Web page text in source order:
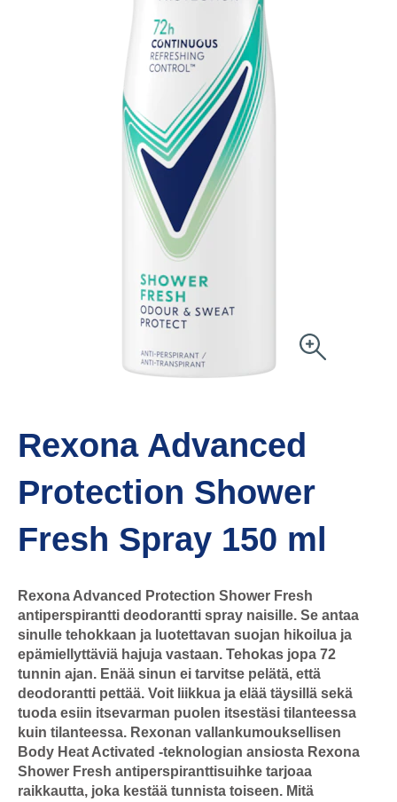
Rexona Advanced
Protection Shower
Fresh Spray 150 ml
Rexona Advanced Protection Shower Fresh
antiperspirantti deodorantti spray naisille. Se antaa
sinulle tehokkaan ja luotettavan suojan hikoilua ja
epämiellyttäviä hajuja vastaan. Tehokas jopa 72
tunnin ajan. Enää sinun ei tarvitse pelätä, että
deodorantti pettää. Voit liikkua ja elää täysillä sekä
tuoda esiin itsevarman puolen itsestäsi tilanteessa
kuin tilanteessa. Rexonan vallankumouksellisen
Body Heat Activated -teknologian ansiosta Rexona
Shower Fresh antiperspiranttisuihke tarjoaa
raikkautta, joka kestää tunnista toiseen. Mitä